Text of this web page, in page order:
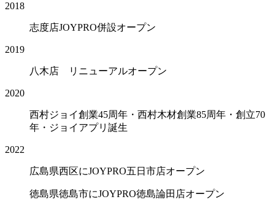
2018
志度店JOYPRO併設オープン
2019
八木店 リニューアルオープン
2020
西村ジョイ創業45周年・西村木材創業85周年・創立70
年・ジョイアプリ誕生
2022
広島県西区にJOYPRO五日市店オープン
徳島県徳島市にJOYPRO徳島論田店オープン